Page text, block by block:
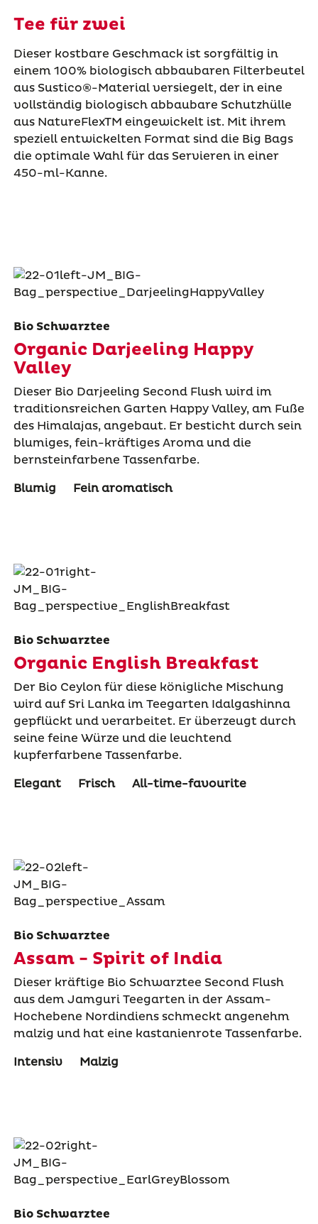
Tee für zwei
Dieser kostbare Geschmack ist sorgfältig in
einem 100% biologisch abbaubaren Filterbeutel
aus Sustico®-Material versiegelt, der in eine
vollständig biologisch abbaubare Schutzhülle
aus NatureFlexTM eingewickelt ist. Mit ihrem
speziell entwickelten Format sind die Big Bags
die optimale Wahl für das Servieren in einer
450-ml-Kanne.
Bio Schwarztee
Organic Darjeeling Happy
Valley
Dieser Bio Darjeeling Second Flush wird im
traditionsreichen Garten Happy Valley, am Fuße
des Himalajas, angebaut. Er besticht durch sein
blumiges, fein-kräftiges Aroma und die
bernsteinfarbene Tassenfarbe.
Blumig
Fein aromatisch
Bio Schwarztee
Organic English Breakfast
Der Bio Ceylon für diese königliche Mischung
wird auf Sri Lanka im Teegarten Idalgashinna
gepflückt und verarbeitet. Er überzeugt durch
seine feine Würze und die leuchtend
kupferfarbene Tassenfarbe.
Elegant
Frisch All-time-favourite
Bio Schwarztee
Assam - Spirit of India
Dieser kräftige Bio Schwarztee Second Flush
aus dem Jamguri Teegarten in der Assam-
Hochebene Nordindiens schmeckt angenehm
malzig und hat eine kastanienrote Tassenfarbe.
Intensiv
Malzig
Bio Schwarztee